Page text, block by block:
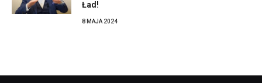
Ład!
8 MAJA 2024